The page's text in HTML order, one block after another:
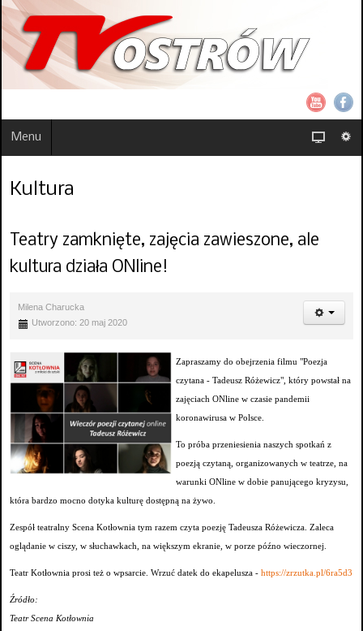
Menu
Kultura
Teatry zamknięte, zajęcia zawieszone, ale
kultura działa ONline!
Milena Charucka
Utworzono: 20 maj 2020
Zapraszamy do obejrzenia filmu "Poezja
czytana - Tadeusz Różewicz", który powstał na
zajęciach ONline w czasie pandemii
koronawirusa w Polsce.
To próba przeniesienia naszych spotkań z
poezją czytaną, organizowanych w teatrze, na
warunki ONline w dobie panującego kryzysu,
która bardzo mocno dotyka kulturę dostępną na żywo.
Zespół teatralny Scena Kotłownia tym razem czyta poezję Tadeusza Różewicza. Zaleca
oglądanie w ciszy, w słuchawkach, na większym ekranie, w porze późno wieczornej.
Teatr Kotłownia prosi też o wpsarcie. Wrzuć datek do ekapelusza - https://zrzutka.pl/6ra5d3
Źródło:
Teatr Scena Kotłownia